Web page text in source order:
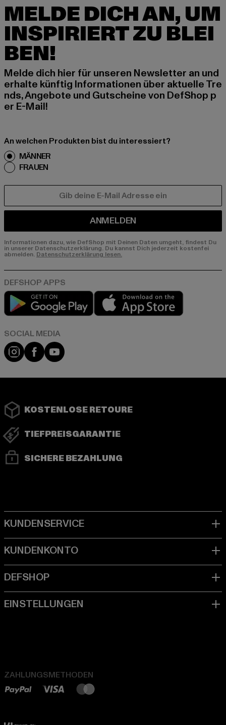
MELDE DICH AN, UM
INSPIRIERT ZU BLEI
BEN!
Melde dich hier für unseren Newsletter an und
erhalte künftig Informationen über aktuelle Tre
nds, Angebote und Gutscheine von DefShop p
er E-Mail!
An welchen Produkten bist du interessiert?
MÄNNER
FRAUEN
ANMELDEN
Informationen dazu, wie DefShop mit Deinen Daten umgeht, findest Du
in unserer Datenschutzerklärung. Du kannst Dich jederzeit kostenfei
abmelden. Datenschutzerklärung lesen.
Play market
Instagram
FacebookYouTube
KOSTENLOSE RETOURE
TIEFPREISGARANTIE
SICHERE BEZAHLUNG
ZAHLUNGSMETHODEN